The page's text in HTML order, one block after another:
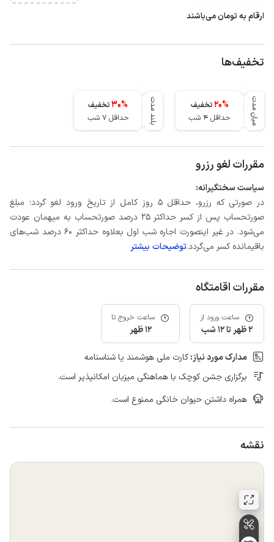
ارقام به تومان می‌باشند
تخفیف‌ها
میان مدت 20%
تخفیف
حداقل 4 شب
بلند مدت 30%
تخفیف
حداقل 7 شب
مقررات لغو رزرو
سیاست سختگیرانه:
در صورتی که رزرو، حداقل 5 روز کامل از تاریخ ورود لغو گردد؛ مبلغ
صورتحساب پس از کسر حداکثر 25 درصد صورتحساب به میهمان عودت
می‌شود. در غیر اینصورت اجاره شب اول بعلاوه حداکثر 60 درصد شب‌های
باقیمانده کسر می‌گردد.توضیحات بیشتر
مقررات اقامتگاه
ساعت ورود از
2 ظهر تا 12 شب
ساعت خروج تا
12 ظهر
مدارک مورد نیاز:کارت ملی هوشمند یا شناسنامه
برگزاری جشن کوچک با هماهنگی میزبان امکانپذیر است.
همراه داشتن حیوان خانگی ممنوع است.
نقشه